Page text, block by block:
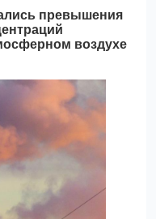
превышения
воздухе